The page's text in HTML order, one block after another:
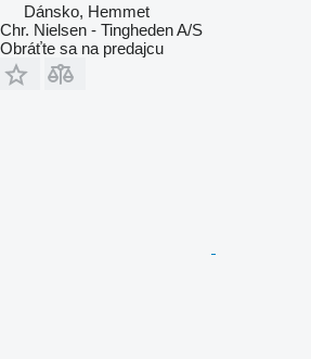
Dánsko, Hemmet
Chr. Nielsen - Tingheden A/S
Obráťte sa na predajcu